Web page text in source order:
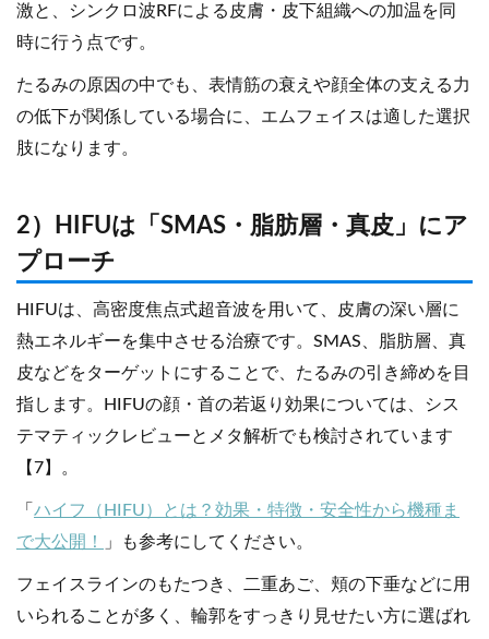
激と、シンクロ波RFによる皮膚・皮下組織への加温を同
時に行う点です。
たるみの原因の中でも、表情筋の衰えや顔全体の支える力
の低下が関係している場合に、エムフェイスは適した選択
肢になります。
2）HIFUは「SMAS・脂肪層・真皮」にア
プローチ
HIFUは、高密度焦点式超音波を用いて、皮膚の深い層に
熱エネルギーを集中させる治療です。SMAS、脂肪層、真
皮などをターゲットにすることで、たるみの引き締めを目
指します。HIFUの顔・首の若返り効果については、シス
テマティックレビューとメタ解析でも検討されています
【7】。
「 ハイフ（HIFU）とは？効果・特徴・安全性から機種ま
で大公開！
」も参考にしてください。
フェイスラインのもたつき、二重あご、頬の下垂などに用
いられることが多く、輪郭をすっきり見せたい方に選ばれ